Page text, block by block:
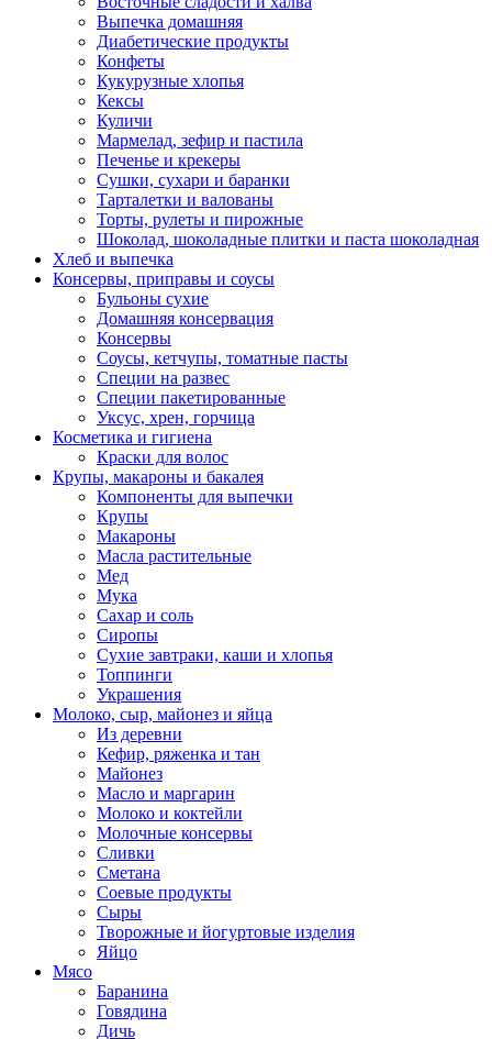
Выпечка домашняя
Диабетические продукты
Конфеты
Кукурузные хлопья
Кексы
Куличи
Мармелад, зефир и пастила
Печенье и крекеры
Сушки, сухари и баранки
Тарталетки и валованы
Торты, рулеты и пирожные
Шоколад, шоколадные плитки и паста шоколадная
Хлеб и выпечка
Консервы, приправы и соусы
Бульоны сухие
Домашняя консервация
Консервы
Соусы, кетчупы, томатные пасты
Специи на развес
Специи пакетированные
Уксус, хрен, горчица
Косметика и гигиена
Краски для волос
Крупы, макароны и бакалея
Компоненты для выпечки
Крупы
Макароны
Масла растительные
Мед
Мука
Сахар и соль
Сиропы
Сухие завтраки, каши и хлопья
Топпинги
Украшения
Молоко, сыр, майонез и яйца
Из деревни
Кефир, ряженка и тан
Майонез
Масло и маргарин
Молоко и коктейли
Молочные консервы
Сливки
Сметана
Соевые продукты
Сыры
Творожные и йогуртовые изделия
Яйцо
Мясо
Баранина
Говядина
Дичь